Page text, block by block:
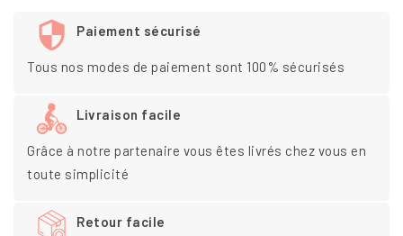
Paiement sécurisé
Tous nos modes de paiement sont 100% sécurisés
Livraison facile
Grâce à notre partenaire vous êtes livrés chez vous en
toute simplicité
Retour facile